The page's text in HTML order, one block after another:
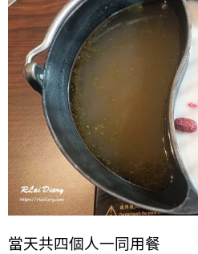
當天共四個人一同用餐